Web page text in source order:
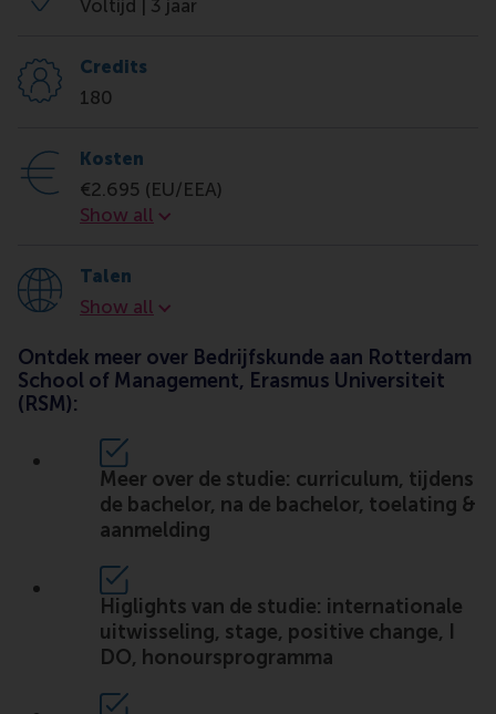
Voltijd | 3 jaar
Credits
180
Kosten
€2.695 (EU/EEA)
Show all
Kosten
Talen
Show all
Talen
Ontdek meer over Bedrijfskunde aan Rotterdam
School of Management, Erasmus Universiteit
(RSM):
Meer over de studie: curriculum, tijdens
de bachelor, na de bachelor, toelating &
aanmelding
Higlights van de studie: internationale
uitwisseling, stage, positive change, I
DO, honoursprogramma